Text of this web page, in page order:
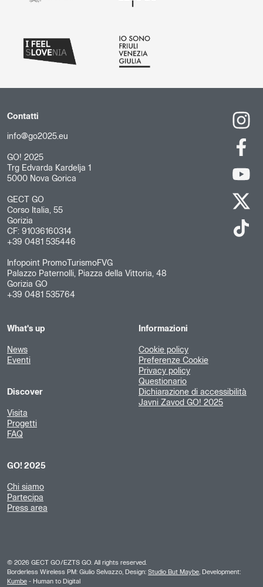
Contatti
info@go2025.eu
GO! 2025
Trg Edvarda Kardelja 1
5000 Nova Gorica
GECT GO
Corso Italia, 55
Gorizia
CF: 91036160314
+39 0481 535446
Infopoint PromoTurismoFVG
Palazzo Paternolli, Piazza della Vittoria, 48
Gorizia GO
+39 0481 535764
What's up
News
Eventi
Discover
Visita
Progetti
FAQ
GO! 2025
Chi siamo
Partecipa
Press area
Informazioni
Cookie policy
Preferenze Cookie
Privacy policy
Questionario
Dichiarazione di accessibilità
Javni Zavod GO! 2025
© 2026 GECT GO/EZTS GO. All rights reserved.
Borderless Wireless PM: Giulio Selvazzo, Design: Studio But Maybe , Development:
Kumbe - Human to Digital